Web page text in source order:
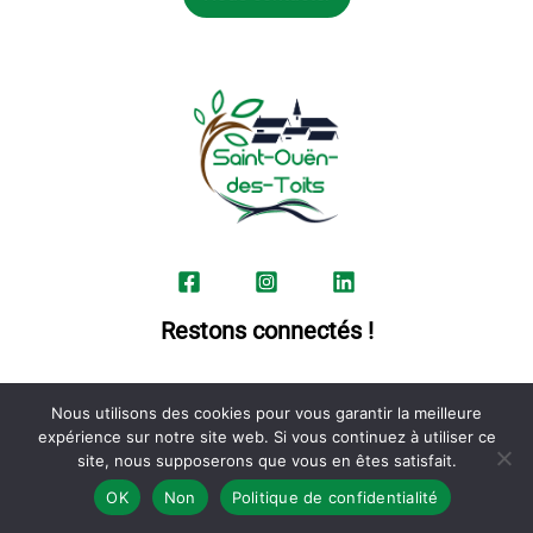
Restons connectés !
Politique de confidentialité
Copyright © 2026 Commune de Saint-Ouën-des-Toits
Nous utilisons des cookies pour vous garantir la meilleure
expérience sur notre site web. Si vous continuez à utiliser ce
site, nous supposerons que vous en êtes satisfait.
OK
Non Politique de confidentialité